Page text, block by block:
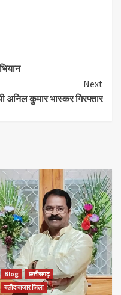
Next
अनिल कुमार भास्कर गिरफ्तार
Blog
छत्तीसगढ़
बलौदाबाजार ज़िला